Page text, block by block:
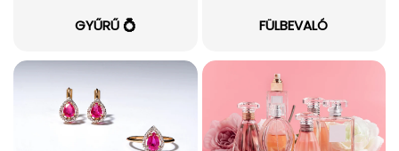
GYŰRŰ 💍 FÜLBEVALÓ